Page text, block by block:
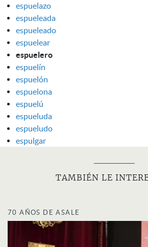
espuelazo
espueleada
espueleado
espuelear
espuelero
espuelín
espuelón
espuelona
espuelú
espueluda
espueludo
espulgar
TAMBIÉN LE
70 AÑOS DE ASALE